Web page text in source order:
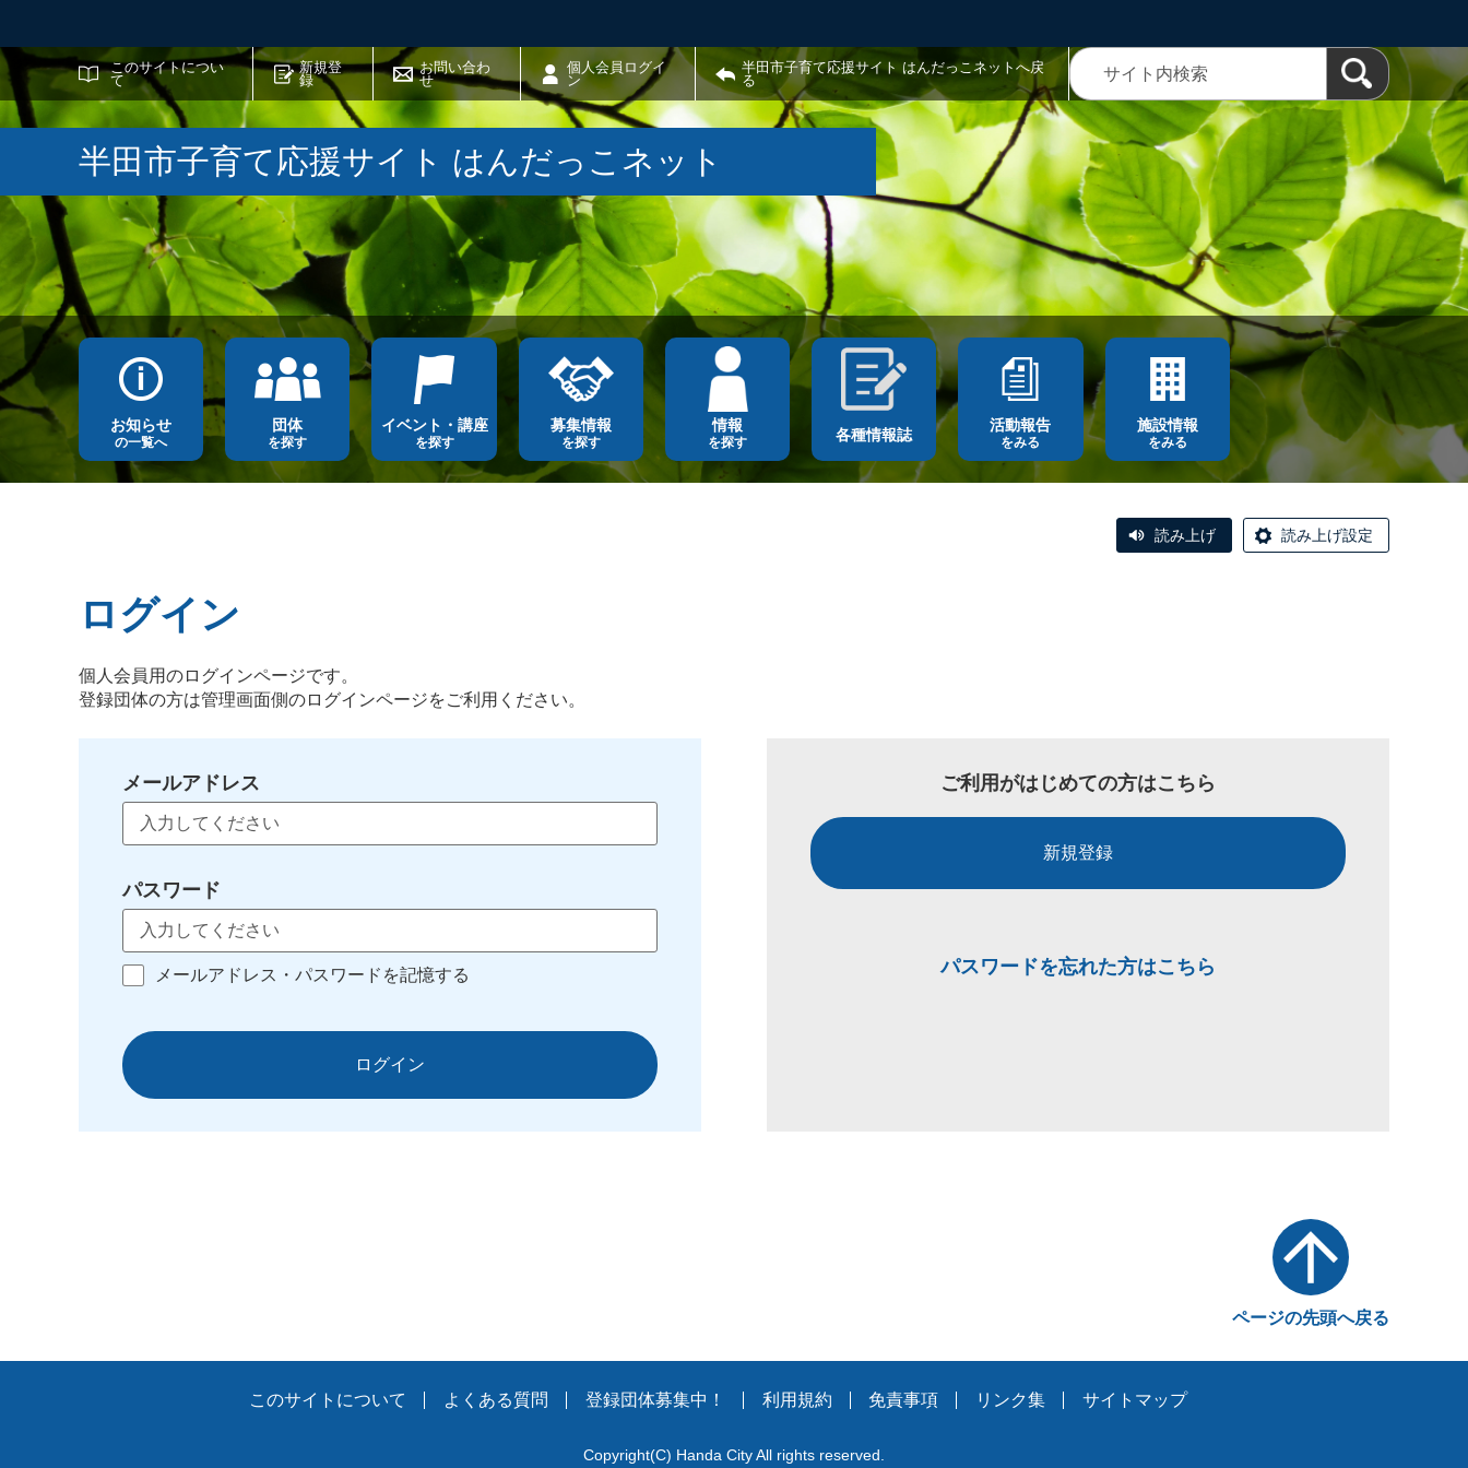
このサイトについ
て
新規登
録
お問い合わ
せ
個人会員ログイ
ン
半田市子育て応援サイト はんだっこネットへ戻
る
サイト内検索
半田市子育て応援サイト はんだっこネット
お知らせ
の一覧へ
団体
を探す
イベント・講座
を探す
募集情報
を探す
情報
を探す 各種情報誌
活動報告
をみる
施設情報
をみる
読み上げ 読み上げ設定
ログイン
個人会員用のログインページです。
登録団体の方は管理画面側のログインページをご利用ください。
メールアドレス
パスワード
メールアドレス・パスワードを記憶する
ログイン
ご利用がはじめての方はこちら
新規登録
パスワードを忘れた方はこちら
ページの先頭へ戻る
このサイトについて よくある質問 登録団体募集中！ 利用規約 免責事項 リンク集 サイトマップ
Copyright(C) Handa City All rights reserved.